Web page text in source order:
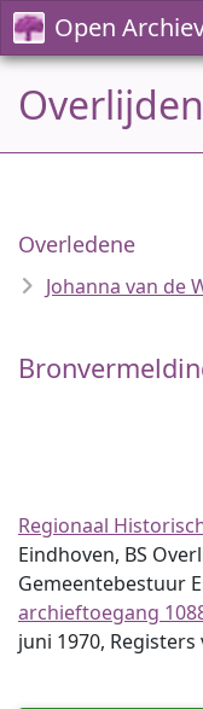
Open
Overledene
Johanna van de
Regionaal
Eindhoven, BS
Gemeentebestuur
archieftoegang
juni 1970,